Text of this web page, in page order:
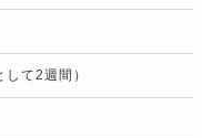
て2週間）